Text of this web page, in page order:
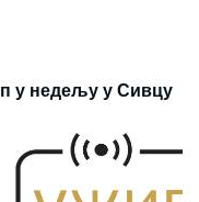
у недељу у Сивцу